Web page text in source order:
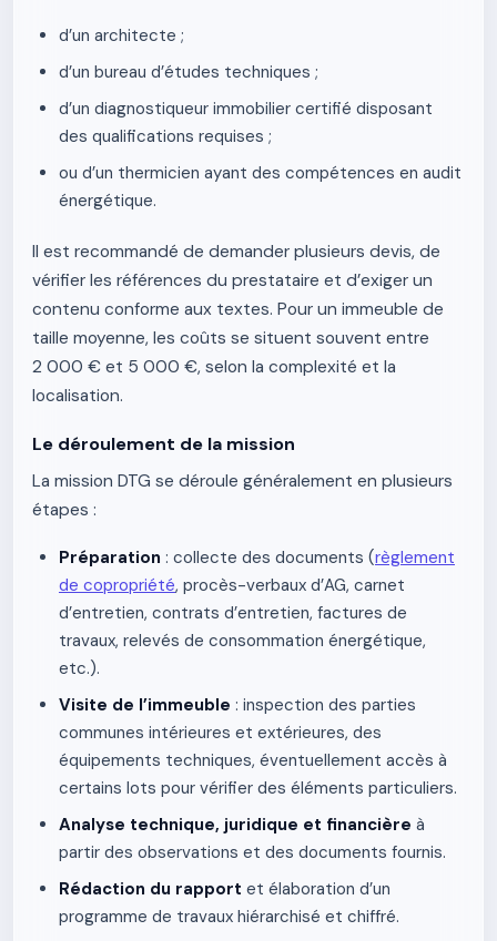
d’un architecte ;
d’un bureau d’études techniques ;
d’un diagnostiqueur immobilier certifié disposant
des qualifications requises ;
ou d’un thermicien ayant des compétences en audit
énergétique.
Il est recommandé de demander plusieurs devis, de
vérifier les références du prestataire et d’exiger un
contenu conforme aux textes. Pour un immeuble de
taille moyenne, les coûts se situent souvent entre
2 000 € et 5 000 €, selon la complexité et la
localisation.
Le déroulement de la mission
La mission DTG se déroule généralement en plusieurs
étapes :
Préparation : collecte des documents (règlement
de copropriété, procès-verbaux d’AG, carnet
d’entretien, contrats d’entretien, factures de
travaux, relevés de consommation énergétique,
etc.).
Visite de l’immeuble : inspection des parties
communes intérieures et extérieures, des
équipements techniques, éventuellement accès à
certains lots pour vérifier des éléments particuliers.
Analyse technique, juridique et financière à
partir des observations et des documents fournis.
Rédaction du rapport et élaboration d’un
programme de travaux hiérarchisé et chiffré.